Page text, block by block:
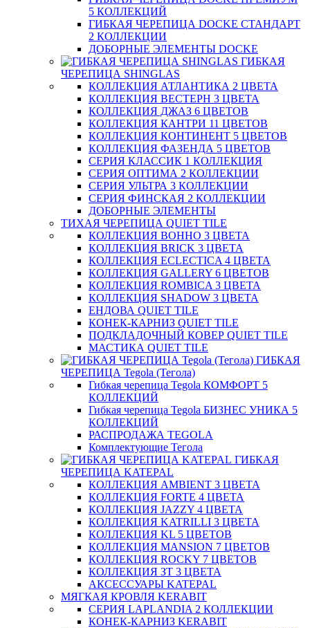
5 КОЛЛЕКЦИЙ
ГИБКАЯ ЧЕРЕПИЦА DOCKE СТАНДАРТ
2 КОЛЛЕКЦИИ
ДОБОРНЫЕ ЭЛЕМЕНТЫ DOCKE
ГИБКАЯ
ЧЕРЕПИЦА SHINGLAS
КОЛЛЕКЦИЯ АТЛАНТИКА 2 ЦВЕТА
КОЛЛЕКЦИЯ ВЕСТЕРН 3 ЦВЕТА
КОЛЛЕКЦИЯ ДЖАЗ 6 ЦВЕТОВ
КОЛЛЕКЦИЯ КАНТРИ 11 ЦВЕТОВ
КОЛЛЕКЦИЯ КОНТИНЕНТ 5 ЦВЕТОВ
КОЛЛЕКЦИЯ ФАЗЕНДА 5 ЦВЕТОВ
СЕРИЯ КЛАССИК 1 КОЛЛЕКЦИЯ
СЕРИЯ ОПТИМА 2 КОЛЛЕКЦИИ
СЕРИЯ УЛЬТРА 3 КОЛЛЕКЦИИ
СЕРИЯ ФИНСКАЯ 2 КОЛЛЕКЦИИ
ДОБОРНЫЕ ЭЛЕМЕНТЫ
ТИХАЯ ЧЕРЕПИЦА QUIET TILE
КОЛЛЕКЦИЯ BOHHO 3 ЦВЕТА
КОЛЛЕКЦИЯ BRICK 3 ЦВЕТА
КОЛЛЕКЦИЯ ECLECTICA 4 ЦВЕТА
КОЛЛЕКЦИЯ GALLERY 6 ЦВЕТОВ
КОЛЛЕКЦИЯ ROMBICA 3 ЦВЕТА
КОЛЛЕКЦИЯ SHADOW 3 ЦВЕТА
ЕНДОВА QUIET TILE
КОНЕК-КАРНИЗ QUIET TILE
ПОДКЛАДОЧНЫЙ КОВЕР QUIET TILE
МАСТИКА QUIET TILE
ГИБКАЯ
ЧЕРЕПИЦА Tegola (Тегола)
Гибкая черепица Tegola КОМФОРТ 5
КОЛЛЕКЦИЙ
Гибкая черепица Tegola БИЗНЕС УНИКА 5
КОЛЛЕКЦИЙ
РАСПРОДАЖА TEGOLA
Комплектующие Тегола
ГИБКАЯ
ЧЕРЕПИЦА KATEPAL
КОЛЛЕКЦИЯ AMBIENT 3 ЦВЕТА
КОЛЛЕКЦИЯ FORTE 4 ЦВЕТА
КОЛЛЕКЦИЯ JAZZY 4 ЦВЕТА
КОЛЛЕКЦИЯ KATRILLI 3 ЦВЕТА
КОЛЛЕКЦИЯ KL 5 ЦВЕТОВ
КОЛЛЕКЦИЯ MANSION 7 ЦВЕТОВ
КОЛЛЕКЦИЯ ROCKY 7 ЦВЕТОВ
КОЛЛЕКЦИЯ ЗТ 3 ЦВЕТА
АКСЕССУАРЫ KATEPAL
МЯГКАЯ КРОВЛЯ KERABIT
СЕРИЯ LAPLANDIA 2 КОЛЛЕКЦИИ
КОНЕК-КАРНИЗ KERABIT